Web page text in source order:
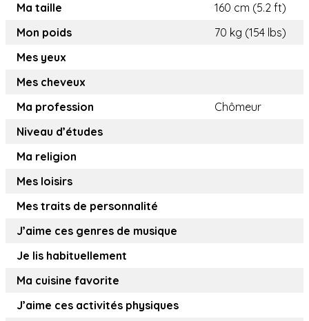
Ma taille
160 cm (5.2 ft)
Mon poids
70 kg (154 lbs)
Mes yeux
Mes cheveux
Ma profession
Chômeur
Niveau d’études
Ma religion
Mes loisirs
Mes traits de personnalité
J’aime ces genres de musique
Je lis habituellement
Ma cuisine favorite
J’aime ces activités physiques